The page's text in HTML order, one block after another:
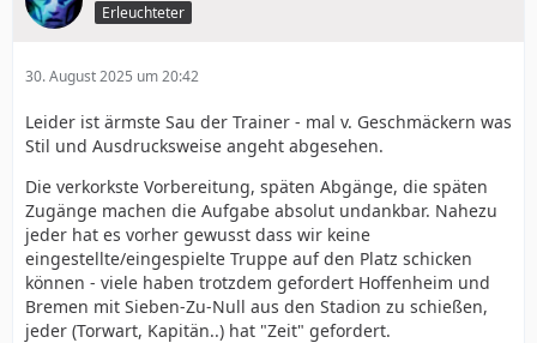
Erleuchteter
30. August 2025 um 20:42
Leider ist ärmste Sau der Trainer - mal v. Geschmäckern was
Stil und Ausdrucksweise angeht abgesehen.
Die verkorkste Vorbereitung, späten Abgänge, die späten
Zugänge machen die Aufgabe absolut undankbar. Nahezu
jeder hat es vorher gewusst dass wir keine
eingestellte/eingespielte Truppe auf den Platz schicken
können - viele haben trotzdem gefordert Hoffenheim und
Bremen mit Sieben-Zu-Null aus den Stadion zu schießen,
jeder (Torwart, Kapitän..) hat "Zeit" gefordert.